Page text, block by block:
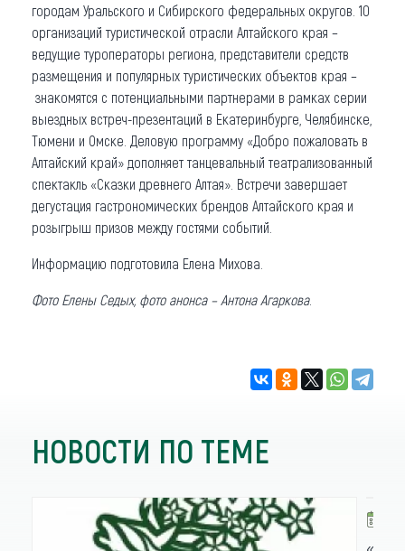
городам Уральского и Сибирского федеральных округов. 10
организаций туристической отрасли Алтайского края –
ведущие туроператоры региона, представители средств
размещения и популярных туристических объектов края –
знакомятся с потенциальными партнерами в рамках серии
выездных встреч-презентаций в Екатеринбурге, Челябинске,
Тюмени и Омске. Деловую программу «Добро пожаловать в
Алтайский край» дополняет танцевальный театрализованный
спектакль «Сказки древнего Алтая». Встречи завершает
дегустация гастрономических брендов Алтайского края и
розыгрыш призов между гостями событий.
Информацию подготовила Елена Михова.
Фото Елены Седых, фото анонса – Антона Агаркова.
НОВОСТИ ПО ТЕМЕ